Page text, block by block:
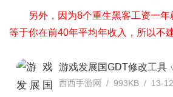
另外，因为8个重生黑客工资一
等于你在前40年平均年收入，所以不
游戏发展国GDT修改工具
西西手游网 / 993KB / 13-